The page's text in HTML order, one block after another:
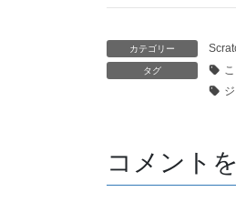
カテゴリー
タグ
コメント